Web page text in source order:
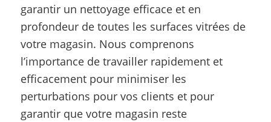
garantir un nettoyage efficace et en
profondeur de toutes les surfaces vitrées de
votre magasin. Nous comprenons
l’importance de travailler rapidement et
efficacement pour minimiser les
perturbations pour vos clients et pour
garantir que votre magasin reste